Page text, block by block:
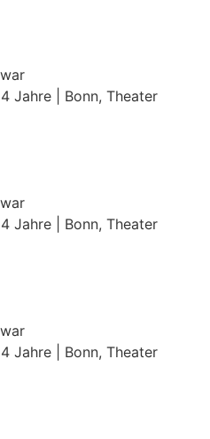
Jahre | Bonn, Theater
Jahre | Bonn, Theater
Jahre | Bonn, Theater